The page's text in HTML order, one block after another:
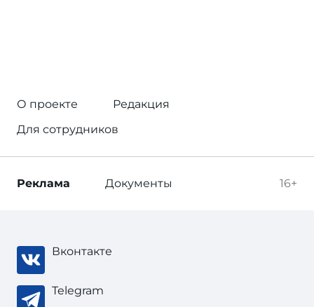
О проекте
Редакция
Для сотрудников
16+
Реклама Документы
Вконтакте
Telegram